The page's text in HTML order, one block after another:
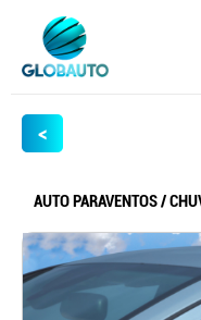
<
AUTO PARAVENTOS /